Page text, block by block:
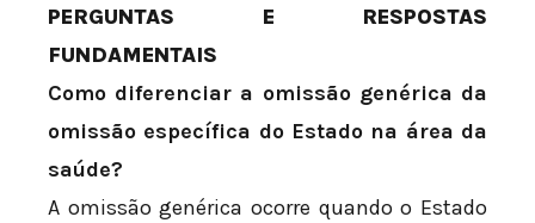
PERGUNTAS E RESPOSTAS
FUNDAMENTAIS
Como diferenciar a omissão genérica da
omissão específica do Estado na área da
saúde?
A omissão genérica ocorre quando o Estado